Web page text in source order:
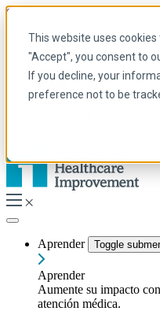
This website uses
"Accept", you consent to
If you decline, your
preference not to be
Skip to main content
Spanish
Arabic
Inglés
Francés
Aprender Toggle
Aprender
Aumente su impacto
atención médica.